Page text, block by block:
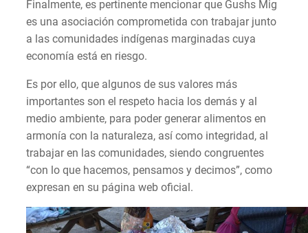
Finalmente, es pertinente mencionar que Gushs Mig
es una asociación comprometida con trabajar junto
a las comunidades indígenas marginadas cuya
economía está en riesgo.
Es por ello, que algunos de sus valores más
importantes son el respeto hacia los demás y al
medio ambiente, para poder generar alimentos en
armonía con la naturaleza, así como integridad, al
trabajar en las comunidades, siendo congruentes
“con lo que hacemos, pensamos y decimos”, como
expresan en su página web oficial.